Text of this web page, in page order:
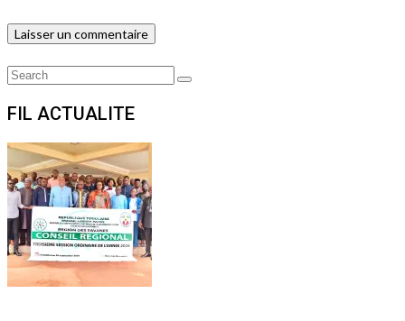
Search
Search
FIL ACTUALITE